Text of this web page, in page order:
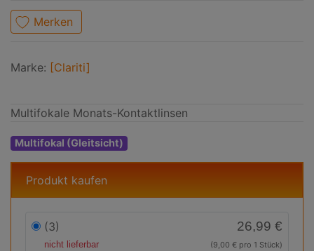
Merken
Marke: [Clariti]
Multifokale Monats-Kontaktlinsen
Multifokal (Gleitsicht)
Produkt kaufen
(3)
nicht lieferbar
26,99 €
(9,00 € pro 1 Stück)